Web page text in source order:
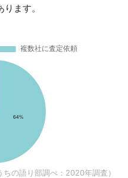
ます。
ちの語り部調べ：2020年調査）